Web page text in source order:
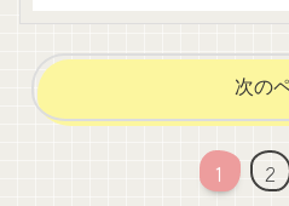
次の
1 2